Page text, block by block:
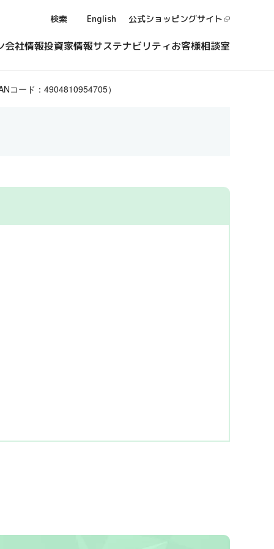
検索 English 公式ショッピングサイト
会社情報投資家情報サステナビリティお客様相談室
ード：4904810954705）